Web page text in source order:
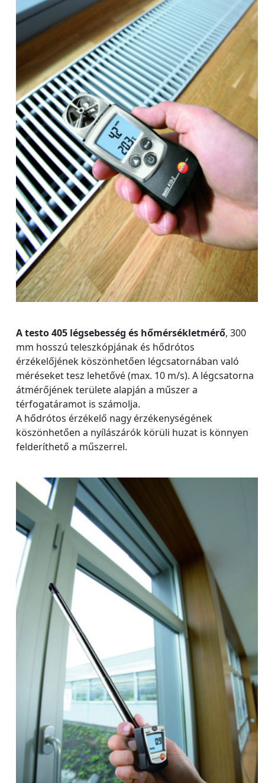
A testo 405 légsebesség és hőmérsékletmérő, 300
mm hosszú teleszkópjának és hődrótos
érzékelőjének köszönhetően légcsatornában való
méréseket tesz lehetővé (max. 10 m/s). A légcsatorna
átmérőjének területe alapján a műszer a
térfogatáramot is számolja.
A hődrótos érzékelő nagy érzékenységének
köszönhetően a nyílászárók körüli huzat is könnyen
felderíthető a műszerrel.